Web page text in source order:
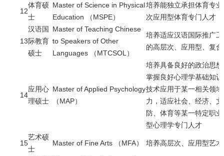
12
体育硕
士
Master of Science in Physical
Education （MSPE）
培养能独立承担体育专
次应用型体育专门人才
13
汉语国
际教育
硕士
Master of Teaching Chinese
to Speakers of Other
Languages （MTCSOL）
培养适应汉语国际推广
的高层次、应用型、复
14
应用心
理硕士
Master of Applied Psychology
（MAP）
培养具备良好的政治思
掌握良好心理学基础知
技术应用于某一相关领
力，适应社会、经济、
防、体育等某一特定职
型心理学专门人才
15
艺术硕
士
Master of Fine Arts （MFA） 培养高层次、应用型艺